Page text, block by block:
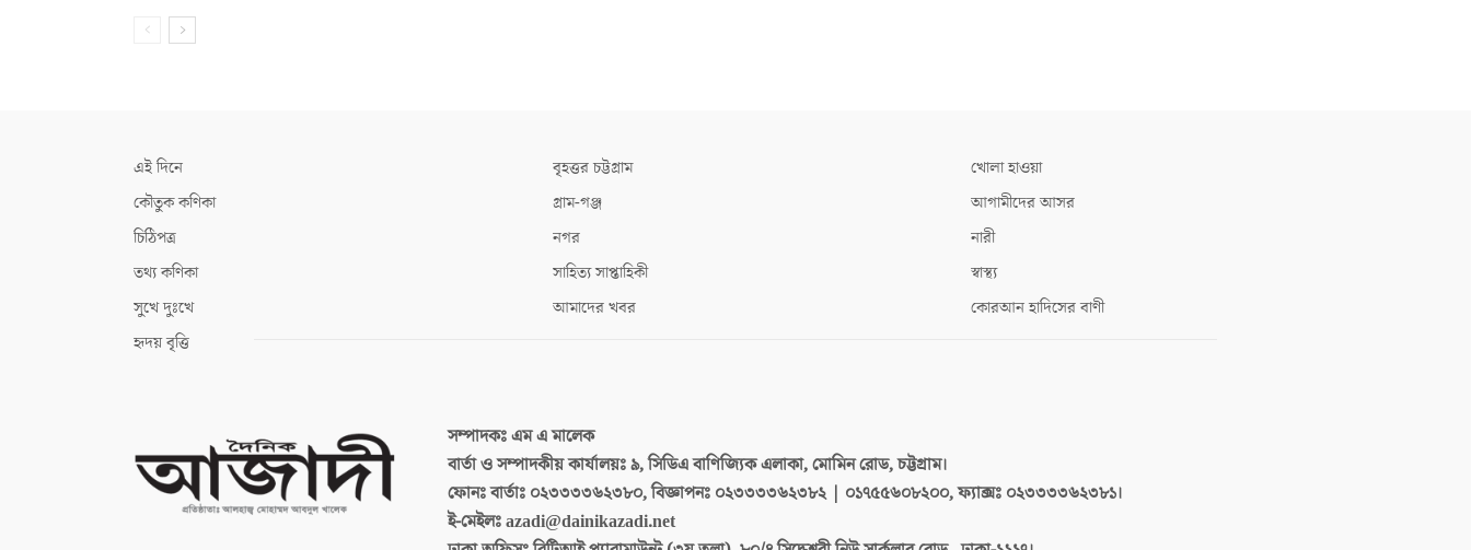
এই দিনে
কৌতুক কণিকা
চিঠিপত্র
তথ্য কণিকা
সুখে দুঃখে
হৃদয় বৃত্তি
বৃহত্তর চট্টগ্রাম
গ্রাম-গঞ্জ
নগর
সাহিত্য সাপ্তাহিকী
আমাদের খবর
খোলা হাওয়া
আগামীদের আসর
নারী
স্বাস্থ্য
কোরআন হাদিসের বাণী
সম্পাদকঃএম এ মালেক
বার্তা ও সম্পাদকীয় কার্যালয়ঃ৯, সিডিএ বাণিজ্যিক এলাকা, মোমিন রোড, চট্টগ্রাম।
ফোনঃ বার্তাঃ ০২৩৩৩৩৬২৩৮০, বিজ্ঞাপনঃ ০২৩৩৩৩৬২৩৮২ | ০১৭৫৫৬০৮২০০, ফ্যাক্সঃ ০২৩৩৩৩৬২৩৮১।
ই-মেইলঃazadi@dainikazadi.net